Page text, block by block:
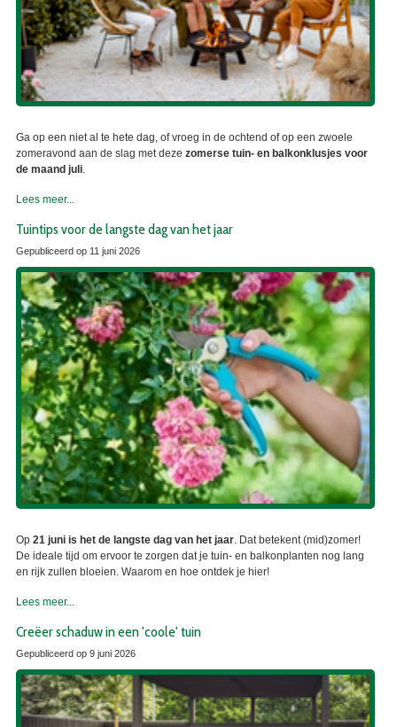
Ga op een niet al te hete dag, of vroeg in de ochtend of op een zwoele
zomeravond aan de slag met deze zomerse tuin- en balkonklusjes voor
de maand juli.
Lees meer...
Tuintips voor de langste dag van het jaar
Gepubliceerd op 11 juni 2026
Op 21 juni is het de langste dag van het jaar. Dat betekent (mid)zomer!
De ideale tijd om ervoor te zorgen dat je tuin- en balkonplanten nog lang
en rijk zullen bloeien. Waarom en hoe ontdek je hier!
Lees meer...
Creëer schaduw in een 'coole' tuin
Gepubliceerd op 9 juni 2026